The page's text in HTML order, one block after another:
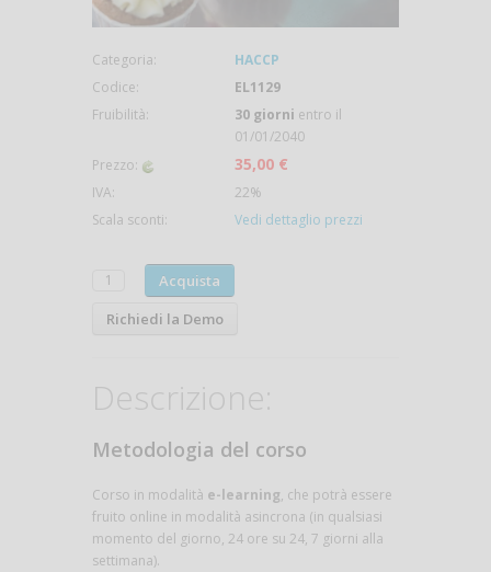
Categoria:
HACCP
Codice:
EL1129
Fruibilità:
30 giorni entro il
01/01/2040
Prezzo:
35,00 €
IVA:
22%
Scala sconti:
Vedi dettaglio prezzi
Acquista
Richiedi la Demo
Descrizione:
Metodologia del corso
Corso in modalità e-learning, che potrà essere
fruito online in modalità asincrona (in qualsiasi
momento del giorno, 24 ore su 24, 7 giorni alla
settimana).